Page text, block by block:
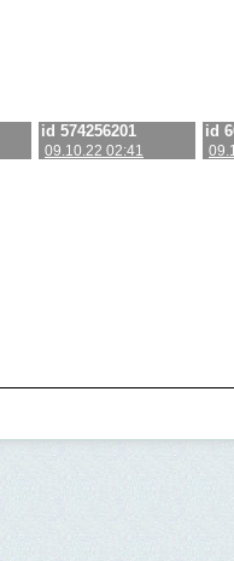
id 574256201
09.10.22 02:41
id